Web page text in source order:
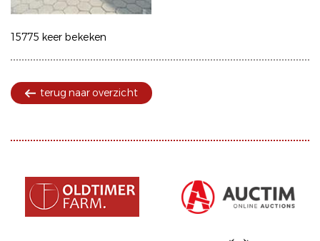
15775 keer bekeken
terug naar overzicht